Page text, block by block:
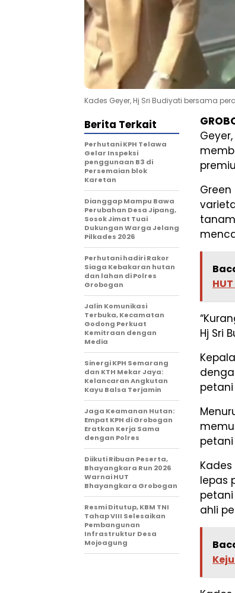
Kades Geyer, Hj Sri Budiyati bersama
Hj Sri
lepas
ahli
Berita Terkait
Perhutani KPH Telawa
Gelar Inspeksi
penggunaan B3 di
Persemaian blok
Karetan
Dianggap Mampu Bawa
Perubahan Desa Jipang,
Sosok Jimat Tuai
Dukungan Warga Jelang
Pilkades 2026
Perhutani hadiri Rakor
Siaga Kebakaran hutan
dan lahan di Polres
Grobogan
Jalin Komunikasi
Terbuka, Kecamatan
Godong Perkuat
Kemitraan dengan
Media
Sinergi KPH Semarang
dan KTH Mekar Jaya:
Kelancaran Angkutan
Kayu Balsa Terjamin
Jaga Keamanan Hutan:
Empat KPH di Grobogan
Eratkan Kerja Sama
dengan Polres
Diikuti Ribuan Peserta,
Bhayangkara Run 2026
Warnai HUT
Bhayangkara Grobogan
Resmi Ditutup, KBM TNI
Tahap VIII Selesaikan
Pembangunan
Infrastruktur Desa
Mojoagung